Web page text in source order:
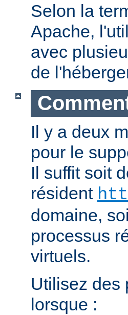
Selon la
Apache,
avec
de
Il y a deux
pour le
Il suffit soit
résident
domaine,
processus
virtuels.
Utilisez des
lorsque :